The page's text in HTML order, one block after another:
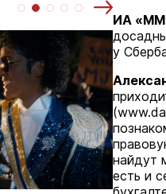
ИА
у
найдут
есть и